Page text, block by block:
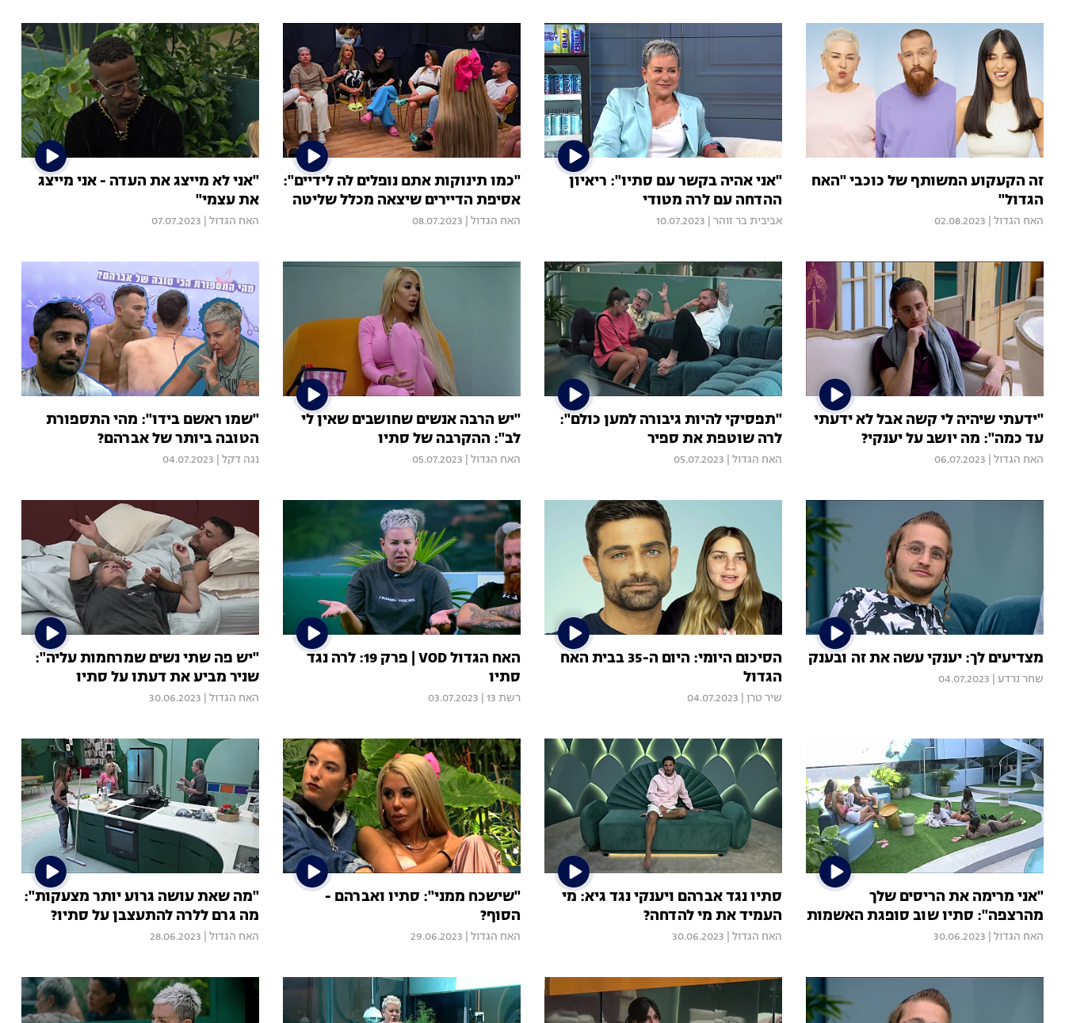
זה הקעקוע המשותף של כוכבי "האח
הגדול"
האח הגדול 02.08.2023
"אני אהיה בקשר עם סתיו": ריאיון
ההדחה עם לרה מטודי
אביבית בר זוהר 10.07.2023
"כמו תינוקות אתם נופלים לה לידיים":
אסיפת הדיירים שיצאה מכלל שליטה
האח הגדול 08.07.2023
"אני לא מייצג את העדה - אני מייצג
את עצמי"
האח הגדול 07.07.2023
"ידעתי שיהיה לי קשה אבל לא ידעתי
עד כמה": מה יושב על יענקי?
האח הגדול 06.07.2023
"תפסיקי להיות גיבורה למען כולם":
לרה שוטפת את ספיר
האח הגדול 05.07.2023
"יש הרבה אנשים שחושבים שאין לי
לב": ההקרבה של סתיו
האח הגדול 05.07.2023
"שמו ראשם בידו": מהי התספורת
הטובה ביותר של אברהם?
נגה דקל 04.07.2023
מצדיעים לך: יענקי עשה את זה ובענק
שחר נרדע 04.07.2023
הסיכום היומי: היום ה-35 בבית האח
הגדול
שיר טרן 04.07.2023
האח הגדול VOD | פרק 19: לרה נגד
סתיו
רשת 13 03.07.2023
"יש פה שתי נשים שמרחמות עליה":
שניר מביע את דעתו על סתיו
האח הגדול 30.06.2023
"אני מרימה את הריסים שלך
מהרצפה": סתיו שוב סופגת האשמות
האח הגדול 30.06.2023
סתיו נגד אברהם ויענקי נגד גיא: מי
העמיד את מי להדחה?
האח הגדול 30.06.2023
"שישכח ממני": סתיו ואברהם -
הסוף?
האח הגדול 29.06.2023
"מה שאת עושה גרוע יותר מצעקות":
מה גרם ללרה להתעצבן על סתיו?
האח הגדול 28.06.2023